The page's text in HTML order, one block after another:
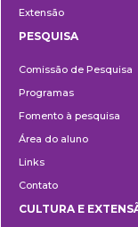
Extensão
PESQUISA
Comissão de Pesquisa
Programas
Fomento à pesquisa
Área do aluno
Links
Contato
CULTURA E